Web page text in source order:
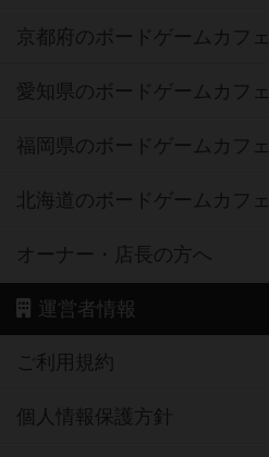
京都府のボードゲームカフェ
愛知県のボードゲームカフェ
福岡県のボードゲームカフェ
北海道のボードゲームカフェ
オーナー・店長の方へ
運営者情報
ご利用規約
個人情報保護方針